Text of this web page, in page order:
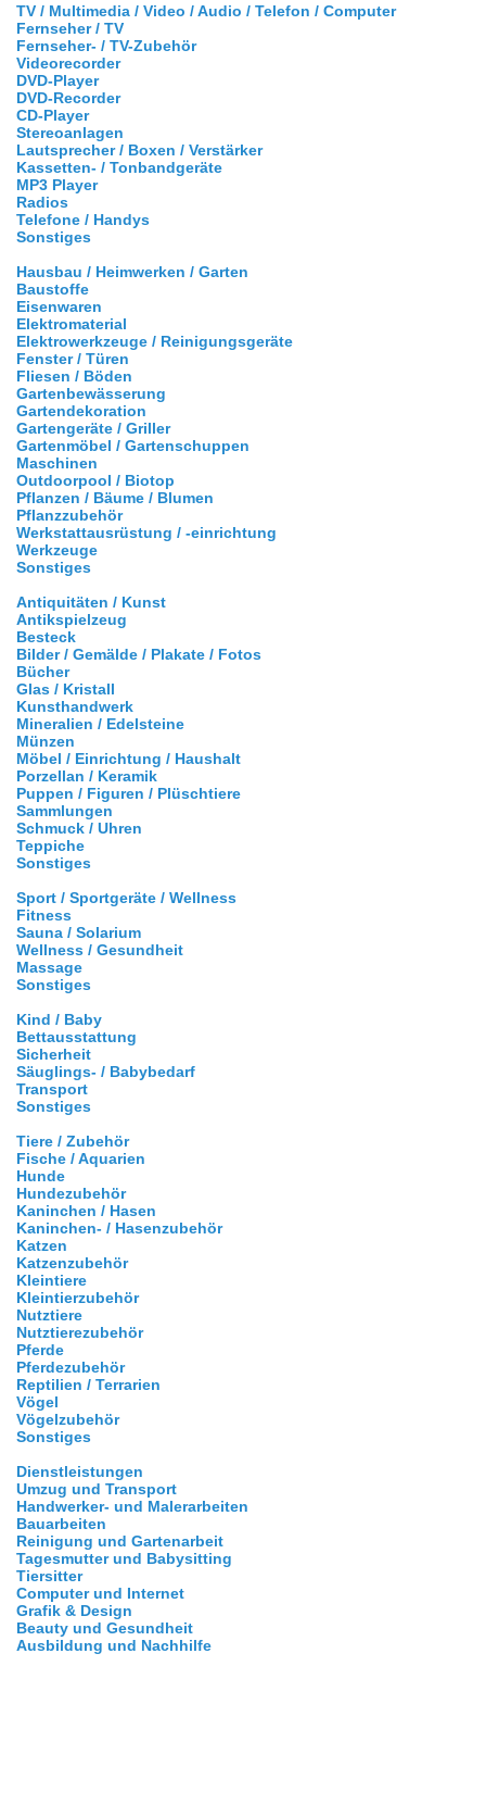
TV / Multimedia / Video / Audio / Telefon / Computer
Fernseher / TV
Fernseher- / TV-Zubehör
Videorecorder
DVD-Player
DVD-Recorder
CD-Player
Stereoanlagen
Lautsprecher / Boxen / Verstärker
Kassetten- / Tonbandgeräte
MP3 Player
Radios
Telefone / Handys
Sonstiges
Hausbau / Heimwerken / Garten
Baustoffe
Eisenwaren
Elektromaterial
Elektrowerkzeuge / Reinigungsgeräte
Fenster / Türen
Fliesen / Böden
Gartenbewässerung
Gartendekoration
Gartengeräte / Griller
Gartenmöbel / Gartenschuppen
Maschinen
Outdoorpool / Biotop
Pflanzen / Bäume / Blumen
Pflanzzubehör
Werkstattausrüstung / -einrichtung
Werkzeuge
Sonstiges
Antiquitäten / Kunst
Antikspielzeug
Besteck
Bilder / Gemälde / Plakate / Fotos
Bücher
Glas / Kristall
Kunsthandwerk
Mineralien / Edelsteine
Münzen
Möbel / Einrichtung / Haushalt
Porzellan / Keramik
Puppen / Figuren / Plüschtiere
Sammlungen
Schmuck / Uhren
Teppiche
Sonstiges
Sport / Sportgeräte / Wellness
Fitness
Sauna / Solarium
Wellness / Gesundheit
Massage
Sonstiges
Kind / Baby
Bettausstattung
Sicherheit
Säuglings- / Babybedarf
Transport
Sonstiges
Tiere / Zubehör
Fische / Aquarien
Hunde
Hundezubehör
Kaninchen / Hasen
Kaninchen- / Hasenzubehör
Katzen
Katzenzubehör
Kleintiere
Kleintierzubehör
Nutztiere
Nutztierezubehör
Pferde
Pferdezubehör
Reptilien / Terrarien
Vögel
Vögelzubehör
Sonstiges
Dienstleistungen
Umzug und Transport
Handwerker- und Malerarbeiten
Bauarbeiten
Reinigung und Gartenarbeit
Tagesmutter und Babysitting
Tiersitter
Computer und Internet
Grafik & Design
Beauty und Gesundheit
Ausbildung und Nachhilfe